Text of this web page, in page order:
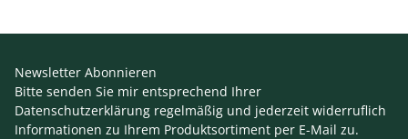
Newsletter Abonnieren
Bitte senden Sie mir entsprechend Ihrer
Datenschutzerklärung regelmäßig und jederzeit widerruflich
Informationen zu Ihrem Produktsortiment per E-Mail zu.